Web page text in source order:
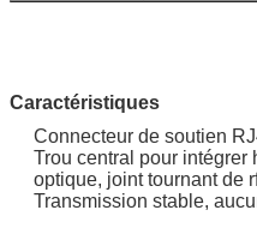
Caractéristiques
Connecteur de soutien
Trou central pour
optique, joint tournant de
Transmission stable,